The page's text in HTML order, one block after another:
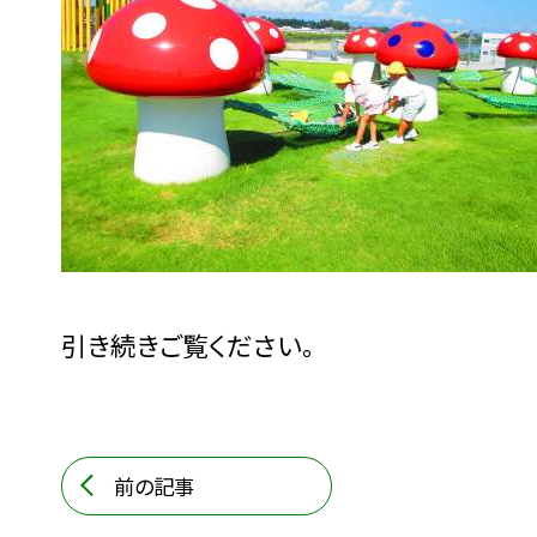
引き続きご覧ください。
前の記事